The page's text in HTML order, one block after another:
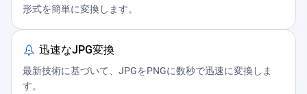
形式を簡単に変換します。
迅速なJPG変換
最新技術に基づいて、JPGをPNGに数秒で迅速に変換しま
す。